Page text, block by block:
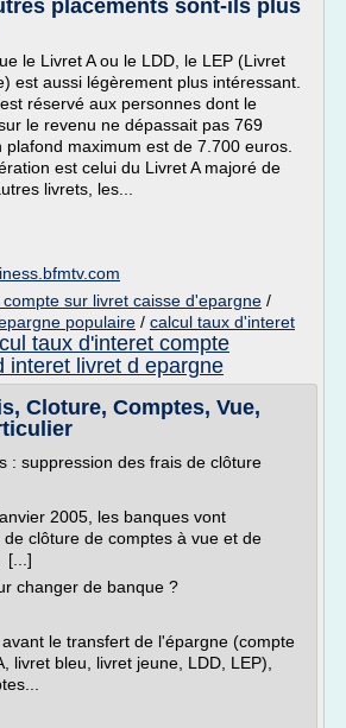
placements sont-ils plus
le Livret A ou le LDD, le LEP (Livret
est aussi légèrement plus intéressant.
réservé aux personnes dont le
le revenu ne dépassait pas 769
maximum est de 7.700 euros.
est celui du Livret A majoré de
livrets, les...
compte sur livret caisse d'epargne /
populaire / calcul taux d'interet
taux d'interet compte
interet livret d epargne
Cloture, Comptes, Vue,
: suppression des frais de clôture
2005, les banques vont
clôture de comptes à vue et de
[...]
changer de banque ?
le transfert de l'épargne (compte
livret bleu, livret jeune, LDD, LEP),